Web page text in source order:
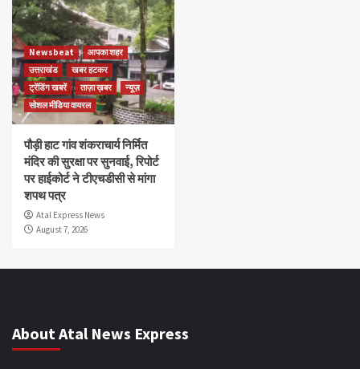
Newsbeat
आपका शहर
उत्तराखंड
खबर हटकर
ट्रेंडिंग खबरें
ताज़ा ख़बर
न्यूज़
सोशल मीडिया वायरल
पौड़ी हाट गांव शंकराचार्य निर्मित
मंदिर की सुरक्षा पर सुनवाई, रिपोर्ट
पर हाईकोर्ट ने टीएचडीसी से मांगा
शपथ पत्र
Atal Express News
August 7, 2026
About Atal News Express